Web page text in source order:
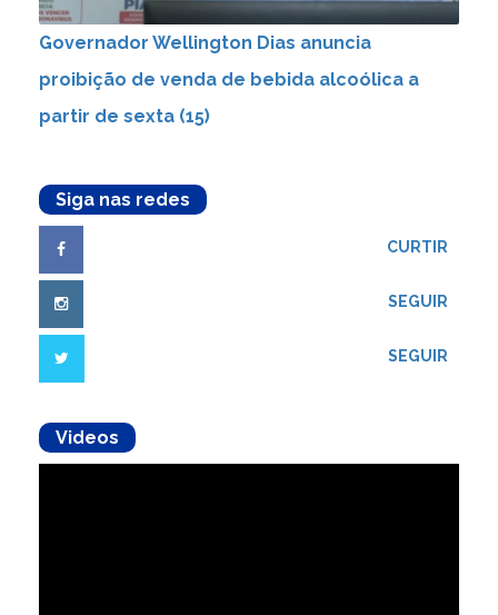
Governador Wellington Dias anuncia
proibição de venda de bebida alcoólica a
partir de sexta (15)
Siga nas redes
CURTIR
SEGUIR
SEGUIR
Videos